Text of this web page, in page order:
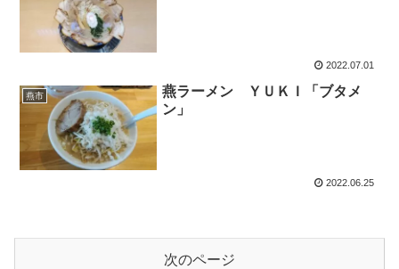
2022.07.01
燕市
燕ラーメン ＹＵＫＩ「ブタメ
ン」
2022.06.25
次のページ